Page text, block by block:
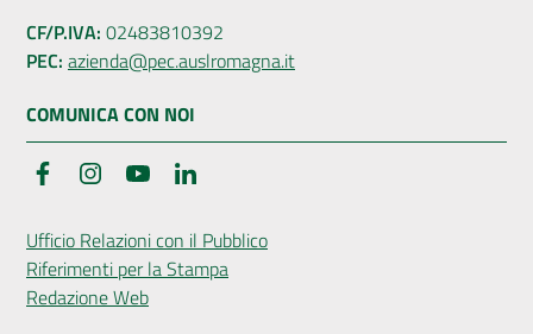
CF/P.IVA: 02483810392
PEC: azienda@pec.auslromagna.it
COMUNICA CON NOI
FacebookInstagramYouTube
Ufficio Relazioni con il Pubblico
Riferimenti per la Stampa
Redazione Web